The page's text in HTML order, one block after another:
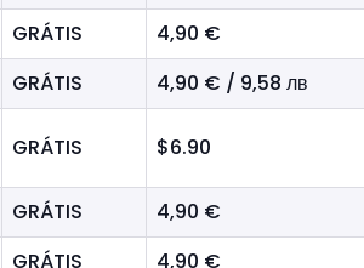
GRÁTIS 4,90 €
GRÁTIS 4,90 € / 9,58 лв
GRÁTIS $6.90
GRÁTIS 4,90 €
GRÁTIS 4,90 €